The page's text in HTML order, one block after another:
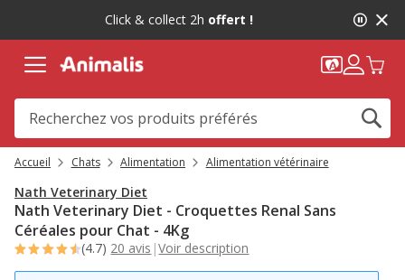
message,
Click & collect 2h offert !
Accueil Chats Alimentation Alimentation vétérinaire
Nath Veterinary Diet
Nath Veterinary Diet - Croquettes Renal Sans
Céréales pour Chat - 4Kg
(4.7) 20 avis |Voir description